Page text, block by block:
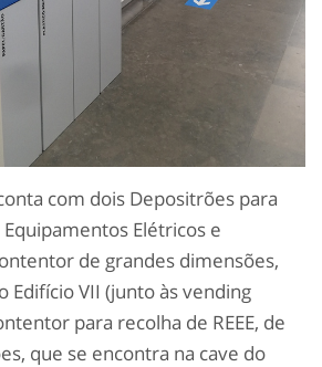
com dois Depositrões para
Equipamentos Elétricos e
de grandes dimensões,
Edifício VII (junto às vending
para recolha de REEE, de
que se encontra na cave do